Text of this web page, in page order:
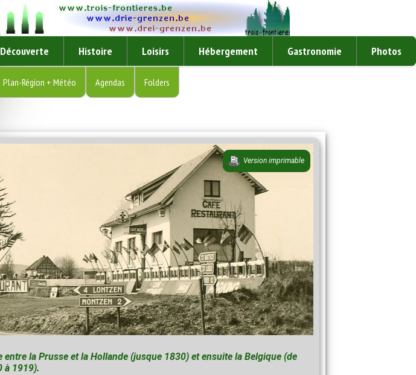
Découverte Histoire Loisirs Hébergement Gastronomie Photos
Plan-Région + Météo Agendas Folders
Version imprimable
la Prusse et la Hollande (jusque 1830) et ensuite la Belgique (de
à 1919).